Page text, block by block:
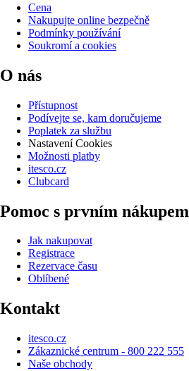
Cena
Nakupujte online bezpečně
Podmínky používání
Soukromí a cookies
O nás
Přístupnost
Podívejte se, kam doručujeme
Poplatek za službu
Nastavení Cookies
Možnosti platby
itesco.cz
Clubcard
Pomoc s prvním nákupem
Jak nakupovat
Registrace
Rezervace času
Oblíbené
Kontakt
itesco.cz
Zákaznické centrum - 800 222 555
Naše obchody